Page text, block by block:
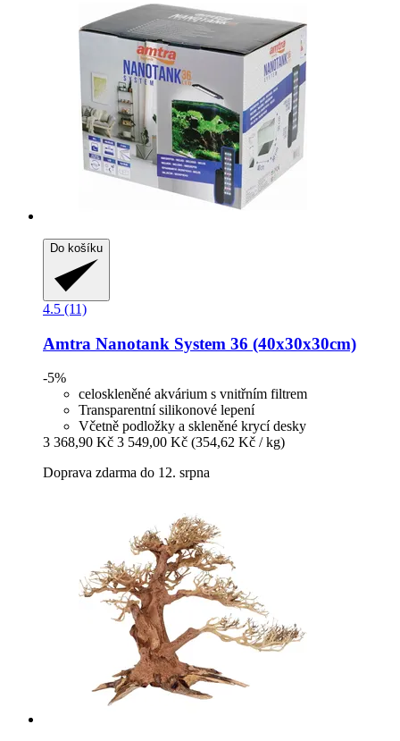
Do košíku
4.5 (11)
Amtra Nanotank System 36 (40x30x30cm)
-5%
celoskleněné akvárium s vnitřním filtrem
Transparentní silikonové lepení
Včetně podložky a skleněné krycí desky
3 368,90 Kč 3 549,00 Kč (354,62 Kč / kg)
Doprava zdarma do 12. srpna